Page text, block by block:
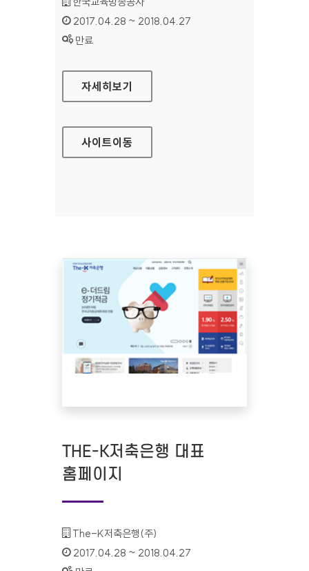
인증기간 :
2017.04.28 ~ 2018.04.27
상태 :
만료
EBS 장애인서비스 홈페이지
자세히보기
사이트이동
THE-K저축은행 대표
홈페이지
기관명 :
The-K저축은행(주)
인증기간 :
2017.04.28 ~ 2018.04.27